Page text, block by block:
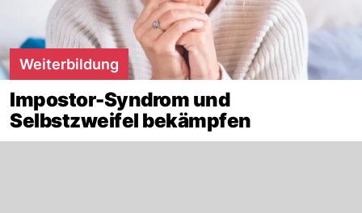
Weiterbildung
Impostor-Syndrom und
Selbstzweifel bekämpfen